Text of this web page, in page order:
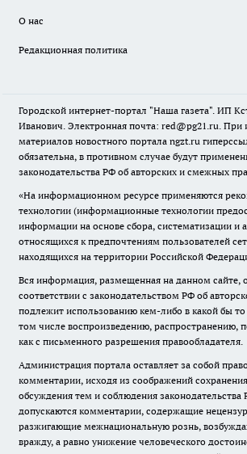
О нас
Редакционная политика
Городской интернет-портал "Наша газета". ИП
Иванович. Электронная почта: red@pg21.ru. При
материалов новостного портала ngzt.ru
обязательна, в противном случае будут
законодательства РФ об авторских и смежных
«На информационном ресурсе применяются
технологии (информационные технологии
информации на основе сбора, систематизации и
относящихся к предпочтениям пользователей
находящихся на территории Российской
Вся информация, размещенная на данном сайте,
соответствии с законодательством РФ об
подлежит использованию кем-либо в какой бы
том числе воспроизведению, распространению,
как с письменного разрешения правообладателя.
Администрация портала оставляет за собой
комментарии, исходя из соображений
обсуждения тем и соблюдения законодательства
допускаются комментарии, содержащие
разжигающие межнациональную рознь,
вражду, а равно унижение человеческого